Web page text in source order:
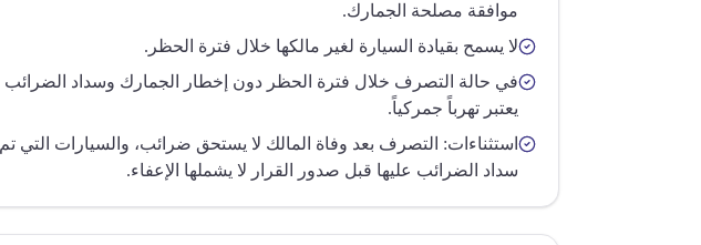
موافقة مصلحة الجمارك.
لا يسمح بقيادة السيارة لغير مالكها خلال فترة الحظر.
في حالة التصرف خلال فترة الحظر دون إخطار الجمارك وسداد الضرائب
يعتبر تهرباً جمركياً.
استثناءات: التصرف بعد وفاة المالك لا يستحق ضرائب، والسيارات التي تم
سداد الضرائب عليها قبل صدور القرار لا يشملها الإعفاء.